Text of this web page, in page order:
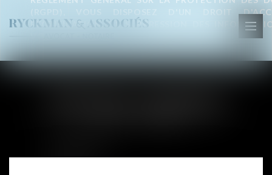
menu
(RGPD), VOUS DISPOSEZ D'UN DROIT
RECTIFICATION, DE SUPPRESSION DES